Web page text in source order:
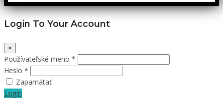
Login To Your Account
×
Používateľské meno *
Heslo *
Zapamätať
Login